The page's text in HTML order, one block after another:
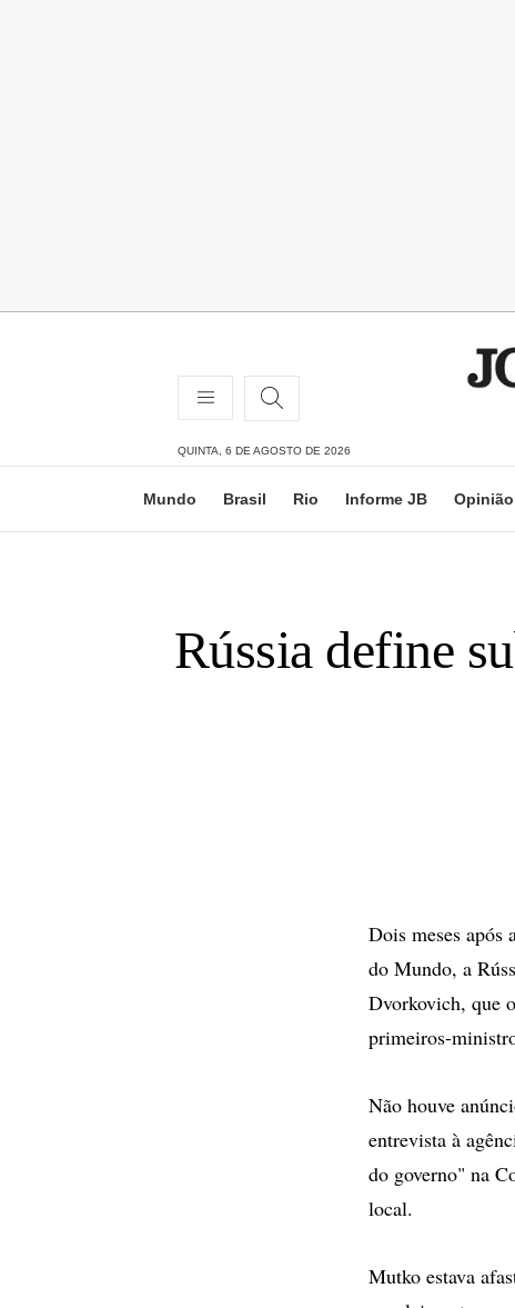
QUINTA, 6 DE AGOSTO DE 2026
Mundo Brasil Rio Informe JB Opinião
Rússia define
Dois meses
do Mundo, a
Dvorkovich, que
primeiros-
Não houve
entrevista à
do governo" na
local.
Mutko estava